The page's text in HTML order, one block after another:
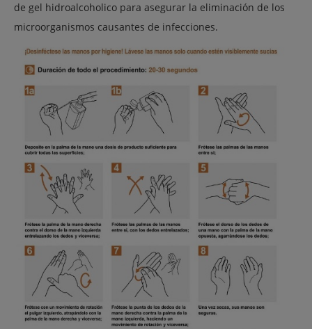
de gel hidroalcoholico para asegurar la eliminación de los
microorganismos causantes de infecciones.